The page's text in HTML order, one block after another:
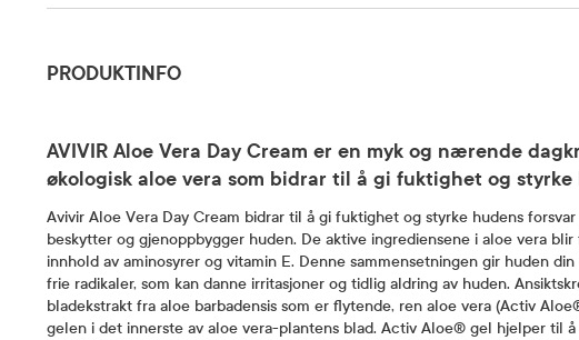
PRODUKTINFO
AVIVIR Aloe Vera Day Cream er en myk og nærende
økologisk aloe vera som bidrar til å gi fuktighet og styrke
Avivir Aloe Vera Day Cream bidrar til å gi fuktighet og styrke hudens
beskytter og gjenoppbygger huden. De aktive ingrediensene i aloe vera
innhold av aminosyrer og vitamin E. Denne sammensetningen gir huden
frie radikaler, som kan danne irritasjoner og tidlig aldring av huden.
bladekstrakt fra aloe barbadensis som er flytende, ren aloe vera (Activ
gelen i det innerste av aloe vera-plantens blad. Activ Aloe® gel hjelper til